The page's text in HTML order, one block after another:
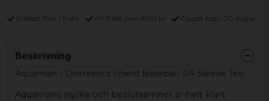
Endast 59kr i frakt Fri frakt över 800 kr Öppet köp i 30 dagar
Beskrivning
Aquaman - Distressed Shield Baseball 3/4 Sleeve Tee.
Aquamans styrka och beslutsamhet är helt klart